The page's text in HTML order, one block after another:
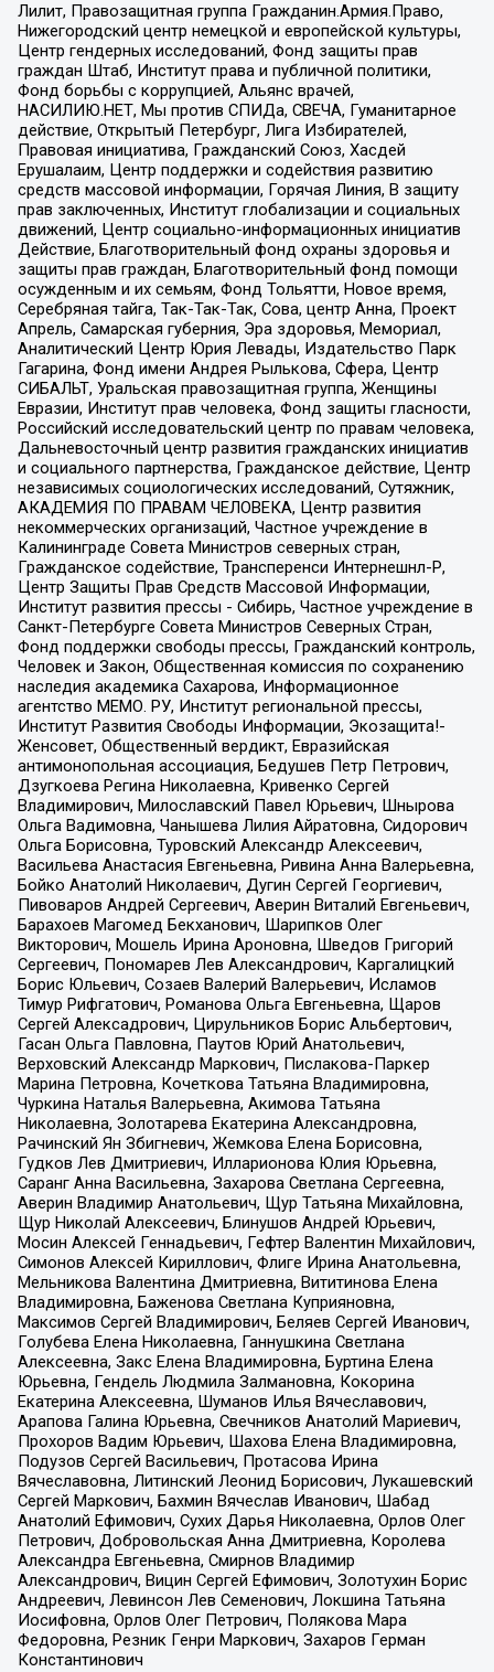
Лилит, Правозащитная группа Гражданин.Армия.Право,
Нижегородский центр немецкой и европейской культуры,
Центр гендерных исследований, Фонд защиты прав
граждан Штаб, Институт права и публичной политики,
Фонд борьбы с коррупцией, Альянс врачей,
НАСИЛИЮ.НЕТ, Мы против СПИДа, СВЕЧА, Гуманитарное
действие, Открытый Петербург, Лига Избирателей,
Правовая инициатива, Гражданский Союз, Хасдей
Ерушалаим, Центр поддержки и содействия развитию
средств массовой информации, Горячая Линия, В защиту
прав заключенных, Институт глобализации и социальных
движений, Центр социально-информационных инициатив
Действие, Благотворительный фонд охраны здоровья и
защиты прав граждан, Благотворительный фонд помощи
осужденным и их семьям, Фонд Тольятти, Новое время,
Серебряная тайга, Так-Так-Так, Сова, центр Анна, Проект
Апрель, Самарская губерния, Эра здоровья, Мемориал,
Аналитический Центр Юрия Левады, Издательство Парк
Гагарина, Фонд имени Андрея Рылькова, Сфера, Центр
СИБАЛЬТ, Уральская правозащитная группа, Женщины
Евразии, Институт прав человека, Фонд защиты гласности,
Российский исследовательский центр по правам человека,
Дальневосточный центр развития гражданских инициатив
и социального партнерства, Гражданское действие, Центр
независимых социологических исследований, Сутяжник,
АКАДЕМИЯ ПО ПРАВАМ ЧЕЛОВЕКА, Центр развития
некоммерческих организаций, Частное учреждение в
Калининграде Совета Министров северных стран,
Гражданское содействие, Трансперенси Интернешнл-Р,
Центр Защиты Прав Средств Массовой Информации,
Институт развития прессы - Сибирь, Частное учреждение в
Санкт-Петербурге Совета Министров Северных Стран,
Фонд поддержки свободы прессы, Гражданский контроль,
Человек и Закон, Общественная комиссия по сохранению
наследия академика Сахарова, Информационное
агентство МЕМО. РУ, Институт региональной прессы,
Институт Развития Свободы Информации, Экозащита!-
Женсовет, Общественный вердикт, Евразийская
антимонопольная ассоциация, Бедушев Петр Петрович,
Дзугкоева Регина Николаевна, Кривенко Сергей
Владимирович, Милославский Павел Юрьевич, Шнырова
Ольга Вадимовна, Чанышева Лилия Айратовна, Сидорович
Ольга Борисовна, Туровский Александр Алексеевич,
Васильева Анастасия Евгеньевна, Ривина Анна Валерьевна,
Бойко Анатолий Николаевич, Дугин Сергей Георгиевич,
Пивоваров Андрей Сергеевич, Аверин Виталий Евгеньевич,
Барахоев Магомед Бекханович, Шарипков Олег
Викторович, Мошель Ирина Ароновна, Шведов Григорий
Сергеевич, Пономарев Лев Александрович, Каргалицкий
Борис Юльевич, Созаев Валерий Валерьевич, Исламов
Тимур Рифгатович, Романова Ольга Евгеньевна, Щаров
Сергей Алексадрович, Цирульников Борис Альбертович,
Гасан Ольга Павловна, Паутов Юрий Анатольевич,
Верховский Александр Маркович, Пислакова-Паркер
Марина Петровна, Кочеткова Татьяна Владимировна,
Чуркина Наталья Валерьевна, Акимова Татьяна
Николаевна, Золотарева Екатерина Александровна,
Рачинский Ян Збигневич, Жемкова Елена Борисовна,
Гудков Лев Дмитриевич, Илларионова Юлия Юрьевна,
Саранг Анна Васильевна, Захарова Светлана Сергеевна,
Аверин Владимир Анатольевич, Щур Татьяна Михайловна,
Щур Николай Алексеевич, Блинушов Андрей Юрьевич,
Мосин Алексей Геннадьевич, Гефтер Валентин Михайлович,
Симонов Алексей Кириллович, Флиге Ирина Анатольевна,
Мельникова Валентина Дмитриевна, Вититинова Елена
Владимировна, Баженова Светлана Куприяновна,
Максимов Сергей Владимирович, Беляев Сергей Иванович,
Голубева Елена Николаевна, Ганнушкина Светлана
Алексеевна, Закс Елена Владимировна, Буртина Елена
Юрьевна, Гендель Людмила Залмановна, Кокорина
Екатерина Алексеевна, Шуманов Илья Вячеславович,
Арапова Галина Юрьевна, Свечников Анатолий Мариевич,
Прохоров Вадим Юрьевич, Шахова Елена Владимировна,
Подузов Сергей Васильевич, Протасова Ирина
Вячеславовна, Литинский Леонид Борисович, Лукашевский
Сергей Маркович, Бахмин Вячеслав Иванович, Шабад
Анатолий Ефимович, Сухих Дарья Николаевна, Орлов Олег
Петрович, Добровольская Анна Дмитриевна, Королева
Александра Евгеньевна, Смирнов Владимир
Александрович, Вицин Сергей Ефимович, Золотухин Борис
Андреевич, Левинсон Лев Семенович, Локшина Татьяна
Иосифовна, Орлов Олег Петрович, Полякова Мара
Федоровна, Резник Генри Маркович, Захаров Герман
Константинович